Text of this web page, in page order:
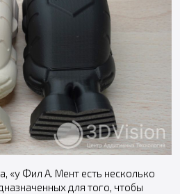
«у Фил А. Мент есть несколько
для того, чтобы